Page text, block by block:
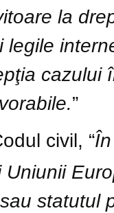
la
legile
cazului
”
civil, “
statutul